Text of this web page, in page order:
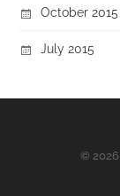
October 2015
July 2015
© 2026